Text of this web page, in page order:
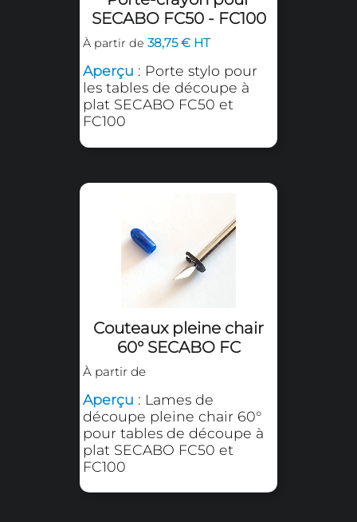
Outil de rainage pour
SECABO FC50 - FC100
: Outil de rainage
pour les tables de
découpe à plat SECABO
série FC - largeurs de
rainure 2mm et 1mm